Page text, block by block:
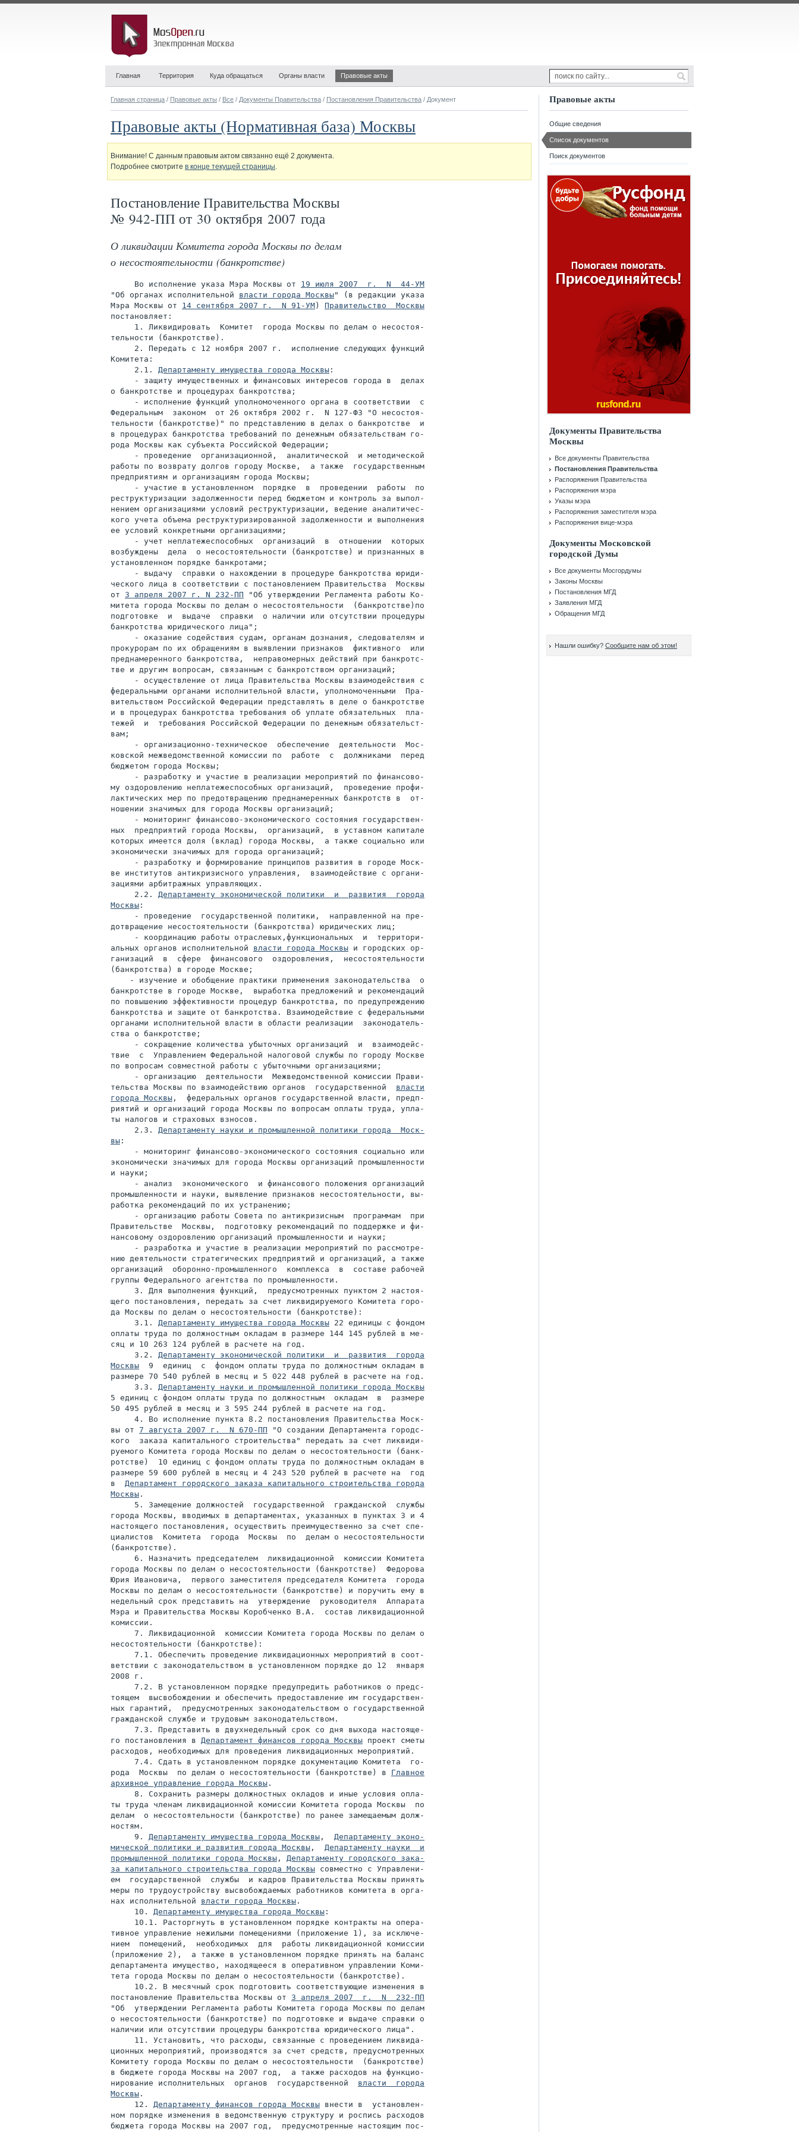
Главная Территория Куда обращаться Органы власти Правовые акты
Главная страница / Правовые акты / Все / Документы Правительства / Постановления Правительства / Документ
Правовые акты (Нормативная база) Москвы
Внимание! С данным правовым актом связанно ещё 2 документа.
Подробнее смотрите в конце текущей страницы.
Постановление Правительства Москвы
№ 942-ПП от 30 октября 2007 года
О ликвидации Комитета города Москвы по делам
о несостоятельности (банкротстве)
     Во исполнение указа Мэра Москвы от
19 июля 2007  г.  N  44-УМ
"Об органах исполнительной власти города Москвы" (в редакции указа
Мэра Москвы от 14 сентября 2007 г.  N 91-УМ ) Правительство  Москвы
постановляет:
     1. Ликвидировать  Комитет  города Москвы по делам о несостоя-
тельности (банкротстве).
     2. Передать с 12 ноября 2007 г.  исполнение следующих функций
Комитета:
     2.1.
Департаменту имущества города Москвы :
     - защиту имущественных и финансовых интересов города в  делах
о банкротстве и процедурах банкротства;
     - исполнение функций уполномоченного органа в соответствии  с
Федеральным  законом  от 26 октября 2002 г.  N 127-ФЗ "О несостоя-
тельности (банкротстве)" по представлению в делах о банкротстве  и
в процедурах банкротства требований по денежным обязательствам го-
рода Москвы как субъекта Российской Федерации;
     - проведение  организационной,  аналитической  и методической
работы по возврату долгов городу Москве,  а также  государственным
предприятиям и организациям города Москвы;
     - участие в установленном  порядке  в  проведении  работы  по
реструктуризации задолженности перед бюджетом и контроль за выпол-
нением организациями условий реструктуризации, ведение аналитичес-
кого учета объема реструктуризированной задолженности и выполнения
ее условий конкретными организациями;
     - учет неплатежеспособных  организаций  в  отношении  которых
возбуждены  дела  о несостоятельности (банкротстве) и признанных в
установленном порядке банкротами;
     - выдачу  справки о нахождении в процедуре банкротства юриди-
ческого лица в соответствии с постановлением Правительства  Москвы
от 3 апреля 2007 г. N 232-ПП "Об утверждении Регламента работы Ко-
митета города Москвы по делам о несостоятельности  (банкротстве)по
подготовке  и  выдаче  справки  о наличии или отсутствии процедуры
банкротства юридического лица";
     - оказание содействия судам, органам дознания, следователям и
прокурорам по их обращениям в выявлении признаков  фиктивного  или
преднамеренного банкротства,  неправомерных действий при банкротс-
тве и другим вопросам, связанным с банкротством организаций;
     - осуществление от лица Правительства Москвы взаимодействия с
федеральными органами исполнительной власти, уполномоченными  Пра-
вительством Российской Федерации представлять в деле о банкротстве
и в процедурах банкротства требования об уплате обязательных  пла-
тежей  и  требования Российской Федерации по денежным обязательст-
вам;
     - организационно-техническое  обеспечение  деятельности  Мос-
ковской межведомственной комиссии по  работе  с  должниками  перед
бюджетом города Москвы;
     - разработку и участие в реализации мероприятий по финансово-
му оздоровлению неплатежеспособных организаций,  проведение профи-
лактических мер по предотвращению преднамеренных банкротств в  от-
ношении значимых для города Москвы организаций;
     - мониторинг финансово-экономического состояния государствен-
ных  предприятий города Москвы,  организаций,  в уставном капитале
которых имеется доля (вклад) города Москвы,  а также социально или
экономически значимых для города организаций;
     - разработку и формирование принципов развития в городе Моск-
ве институтов антикризисного управления,  взаимодействие с органи-
зациями арбитражных управляющих.
     2.2.
Департаменту экономической политики  и  развития  города
Москвы :
     - проведение  государственной политики,  направленной на пре-
дотвращение несостоятельности (банкротства) юридических лиц;
     - координацию работы отраслевых,функциональных  и  территори-
альных органов исполнительной власти города Москвы и городских ор-
ганизаций  в  сфере  финансового  оздоровления,  несостоятельности
(банкротства) в городе Москве;
    - изучение и обобщение практики применения законодательства  о
банкротстве в городе Москве,  выработка предложений и рекомендаций
по повышению эффективности процедур банкротства, по предупреждению
банкротства и защите от банкротства. Взаимодействие с федеральными
органами исполнительной власти в области реализации  законодатель-
ства о банкротстве;
     - сокращение количества убыточных организаций  и  взаимодейс-
твие  с  Управлением Федеральной налоговой службы по городу Москве
по вопросам совместной работы с убыточными организациями;
     - организацию  деятельности  Межведомственной комиссии Прави-
тельства Москвы по взаимодействию органов  государственной власти
города Москвы ,  федеральных органов государственной власти, предп-
риятий и организаций города Москвы по вопросам оплаты труда, упла-
ты налогов и страховых взносов.
     2.3.
Департаменту науки и промышленной политики города  Моск-
вы :
     - мониторинг финансово-экономического состояния социально или
экономически значимых для города Москвы организаций промышленности
и науки;
     - анализ  экономического  и финансового положения организаций
промышленности и науки, выявление признаков несостоятельности, вы-
работка рекомендаций по их устранению;
     - организацию работы Совета по антикризисным  программам  при
Правительстве  Москвы,  подготовку рекомендаций по поддержке и фи-
нансовому оздоровлению организаций промышленности и науки;
     - разработка и участие в реализации мероприятий по рассмотре-
нию деятельности стратегических предприятий и организаций, а также
организаций  оборонно-промышленного  комплекса  в  составе рабочей
группы Федерального агентства по промышленности.
     3. Для выполнения функций,  предусмотренных пунктом 2 настоя-
щего постановления, передать за счет ликвидируемого Комитета горо-
да Москвы по делам о несостоятельности (банкротстве):
     3.1.
Департаменту имущества города Москвы 22 единицы с фондом
оплаты труда по должностным окладам в размере 144 145 рублей в ме-
сяц и 10 263 124 рублей в расчете на год.
     3.2.
Департаменту экономической политики  и  развития  города
Москвы
  9  единиц  с  фондом оплаты труда по должностным окладам в
размере 70 540 рублей в месяц и 5 022 448 рублей в расчете на год.
     3.3.
Департаменту науки и промышленной политики города Москвы
5 единиц с фондом оплаты труда по должностным  окладам  в  размере
50 495 рублей в месяц и 3 595 244 рублей в расчете на год.
     4. Во исполнение пункта 8.2 постановления Правительства Моск-
вы от 7 августа 2007 г.  N 670-ПП "О создании Департамента городс-
кого  заказа капитального строительства" передать за счет ликвиди-
руемого Комитета города Москвы по делам о несостоятельности (банк-
ротстве)  10 единиц с фондом оплаты труда по должностным окладам в
размере 59 600 рублей в месяц и 4 243 520 рублей в расчете на  год
в Департамент городского заказа капитального строительства города
Москвы .
     5. Замещение должностей  государственной  гражданской  службы
города Москвы, вводимых в департаментах, указанных в пунктах 3 и 4
настоящего постановления, осуществить преимущественно за счет спе-
циалистов  Комитета  города  Москвы  по  делам о несостоятельности
(банкротстве).
     6. Назначить председателем  ликвидационной  комиссии Комитета
города Москвы по делам о несостоятельности (банкротстве)  Федорова
Юрия Ивановича,  первого заместителя председателя Комитета  города
Москвы по делам о несостоятельности (банкротстве) и поручить ему в
недельный срок представить на  утверждение  руководителя  Аппарата
Мэра и Правительства Москвы Коробченко В.А.  состав ликвидационной
комиссии.
     7. Ликвидационной  комиссии Комитета города Москвы по делам о
несостоятельности (банкротстве):
     7.1. Обеспечить проведение ликвидационных мероприятий в соот-
ветствии с законодательством в установленном порядке до 12  января
2008 г.
     7.2. В установленном порядке предупредить работников о предс-
тоящем  высвобождении и обеспечить предоставление им государствен-
ных гарантий,  предусмотренных законодательством о государственной
гражданской службе и трудовым законодательством.
     7.3. Представить в двухнедельный срок со дня выхода настояще-
го постановления в Департамент финансов города Москвы проект сметы
расходов, необходимых для проведения ликвидационных мероприятий.
     7.4. Сдать в установленном порядке документацию Комитета  го-
рода  Москвы  по делам о несостоятельности (банкротстве) в Главное
архивное управление города Москвы .
     8. Сохранить размеры должностных окладов и иные условия опла-
ты труда членам ликвидационной комиссии Комитета города Москвы  по
делам  о несостоятельности (банкротстве) по ранее замещаемым долж-
ностям.
     9.
Департаменту имущества города Москвы , Департаменту эконо-
мической политики и развития города Москвы , Департаменту науки  и
промышленной политики города Москвы , Департаменту городского зака-
за капитального строительства города Москвы совместно с Управлени-
ем  государственной  службы  и кадров Правительства Москвы принять
меры по трудоустройству высвобождаемых работников комитета в орга-
нах исполнительной власти города Москвы .
     10.
Департаменту имущества города Москвы :
     10.1. Расторгнуть в установленном порядке контракты на опера-
тивное управление нежилыми помещениями (приложение 1), за исключе-
нием  помещений,  необходимых  для  работы ликвидационной комиссии
(приложение 2),  а также в установленном порядке принять на баланс
департамента имущество, находящееся в оперативном управлении Коми-
тета города Москвы по делам о несостоятельности (банкротстве).
     10.2. В месячный срок подготовить соответствующие изменения в
постановление Правительства Москвы от 3 апреля 2007  г.  N  232-ПП
"Об  утверждении Регламента работы Комитета города Москвы по делам
о несостоятельности (банкротстве) по подготовке и выдаче справки о
наличии или отсутствии процедуры банкротства юридического лица".
     11. Установить, что расходы, связанные с проведением ликвида-
ционных мероприятий, производятся за счет средств, предусмотренных
Комитету города Москвы по делам о несостоятельности  (банкротстве)
в бюджете города Москвы на 2007 год,  а также расходов на функцио-
нирование исполнительных  органов  государственной власти  города
Москвы .
     12.
Департаменту финансов города Москвы внести в  установлен-
ном порядке изменения в ведомственную структуру и роспись расходов
бюджета города Москвы на 2007 год,  предусмотренные настоящим пос-
Правовые акты
Общие сведения
Список документов
Поиск документов
Документы Правительства
Москвы
Все документы Правительства
Постановления Правительства
Распоряжения Правительства
Распоряжения мэра
Указы мэра
Распоряжения заместителя мэра
Распоряжения вице-мэра
Документы Московской
городской Думы
Все документы Мосгордумы
Законы Москвы
Постановления МГД
Заявления МГД
Обращения МГД
Нашли ошибку? Сообщите нам об этом!